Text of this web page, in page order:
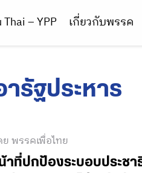
Thai – YPP เกี่ยวกับพรรค
ารัฐประหาร
ย พรรคเพื่อไทย
าที่ปกป้องระบอบประช